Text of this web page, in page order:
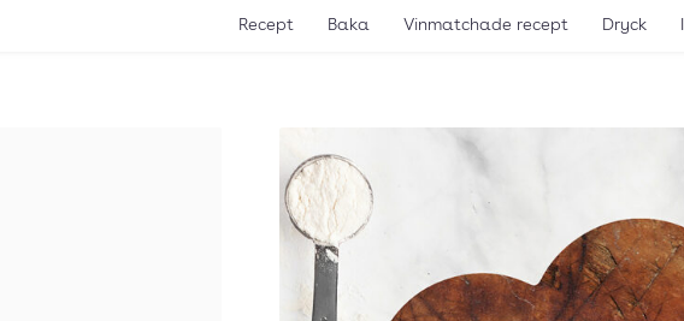
Recept Baka Vinmatchade recept Dryck